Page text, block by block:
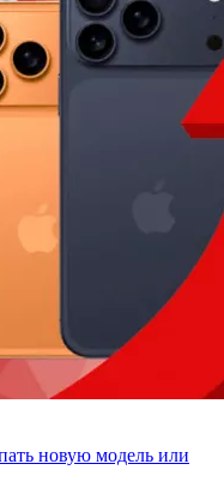
новую модель или